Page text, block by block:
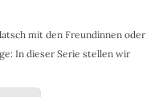
mit den Freundinnen oder
In dieser Serie stellen wir